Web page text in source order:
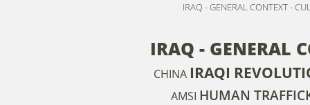
IRAQ - GENERAL CONTEXT -
IRAQ - GENERAL
CHINA IRAQI
AMSI HUMAN